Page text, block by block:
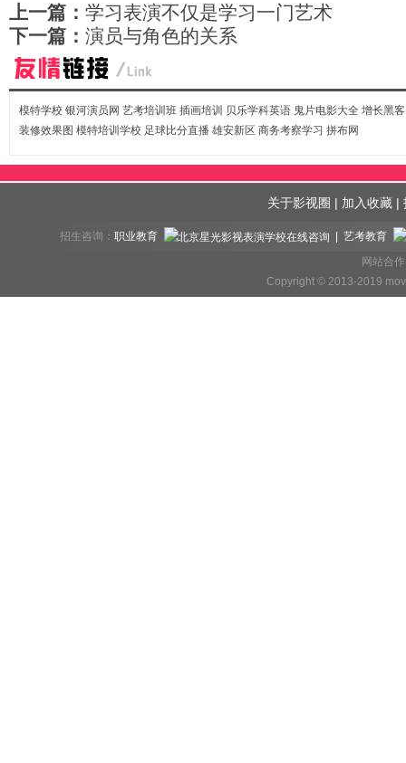
上一篇： 学习表演不仅是学习一门艺术
下一篇： 演员与角色的关系
模特学校 银河演员网 艺考培训班 插画培训 贝乐学科英语 鬼片电影大全 增长黑客
装修效果图 模特培训学校 足球比分直播 雄安新区 商务考察学习 拼布网
关于影视圈 | 加入收藏 |
招生咨询：职业教育
| 艺考教育
网站合
Copyright © 2013-2019